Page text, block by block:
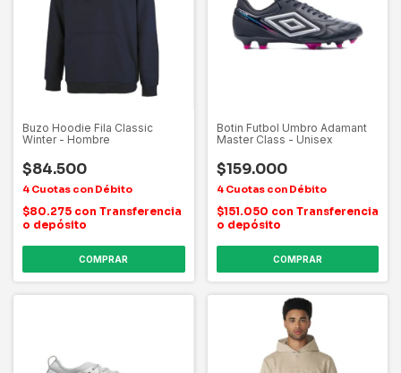
Buzo Hoodie Fila Classic
Winter - Hombre
$84.500
$80.275 con Transferencia
o depósito
COMPRAR
Botin Futbol Umbro Adamant
Master Class - Unisex
$159.000
$151.050 con Transferencia
o depósito
COMPRAR